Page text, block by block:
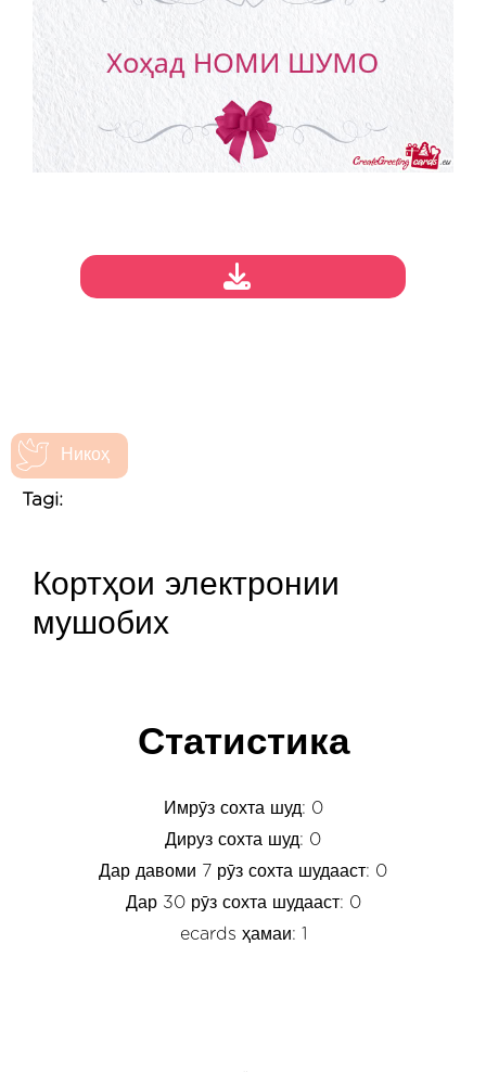
Никоҳ
Tagi:
Кортҳои электронии
мушобих
Статистика
Имрӯз сохта шуд: 0
Дируз сохта шуд: 0
Дар давоми 7 рӯз сохта шудааст: 0
Дар 30 рӯз сохта шудааст: 0
ecards ҳамаи: 1